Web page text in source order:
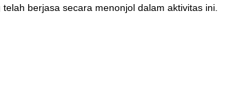
berjasa secara menonjol dalam aktivitas ini.